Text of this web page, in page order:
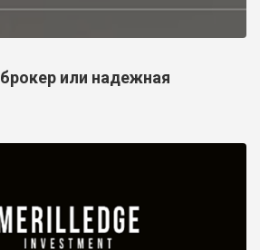
или надежная